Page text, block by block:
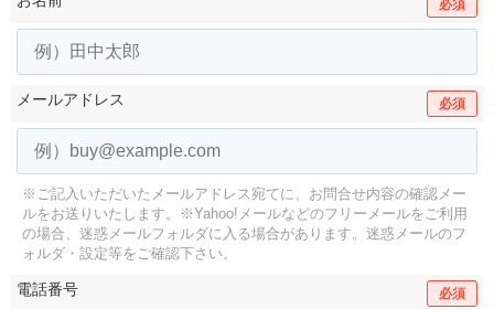
必須
メールアドレス 必須
※ご記入いただいたメールアドレス宛てに、お問合せ内容の確認メー
ルをお送りいたします。
※Yahoo!メールなどのフリーメールをご利用
の場合、迷惑メールフォルダに入る場合があります。 迷惑メールのフ
ォルダ・設定等をご確認下さい。
電話番号 必須